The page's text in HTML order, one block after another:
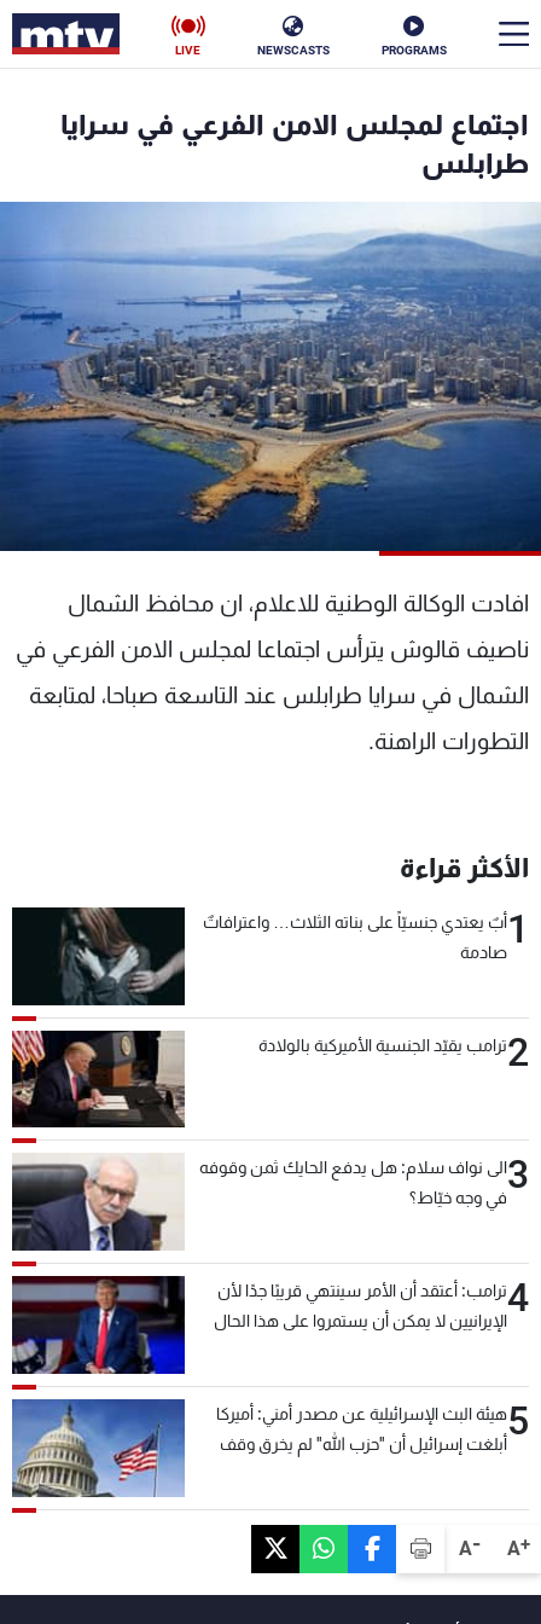
PROGRAMS
NEWSCASTS
LIVE
A+
A-
اجتماع لمجلس الامن الفرعي في سرايا
طرابلس
افادت الوكالة الوطنية للاعلام، ان محافظ الشمال
ناصيف قالوش يترأس اجتماعا لمجلس الامن الفرعي في
الشمال في سرايا طرابلس عند التاسعة صباحا، لمتابعة
التطورات الراهنة.
الأكثر قراءة
1أبٌ يعتدي جنسيّاً على بناته الثلاث… واعترافاتٌ
صادمة
2ترامب يقيّد الجنسية الأميركية بالولادة
3الى نواف سلام: هل يدفع الحايك ثمن وقوفه
في وجه خيّاط؟
4ترامب: أعتقد أن الأمر سينتهي قريبًا جدًا لأن
الإيرانيين لا يمكن أن يستمروا على هذا الحال
5هيئة البث الإسرائيلية عن مصدر أمني: أميركا
أبلغت إسرائيل أن "حزب الله" لم يخرق وقف
الأخبار
سياسة
إقتصاد فن
منوعات رياضة
كأس العالم
الترددات
الإنـتـاج
لاعلاناتكم
تواصل معنا